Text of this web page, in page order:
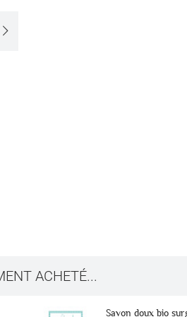
ACHETÉ...
Lot d’inserts Quick